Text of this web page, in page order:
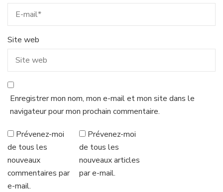
Site web
Enregistrer mon nom, mon e-mail et mon site dans le
navigateur pour mon prochain commentaire.
Prévenez-moi
de tous les
nouveaux
commentaires par
e-mail.
Prévenez-moi
de tous les
nouveaux articles
par e-mail.